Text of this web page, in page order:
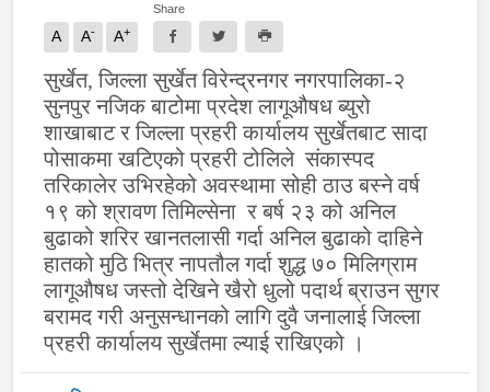
A A- A+
Share
सुर्खेत, जिल्ला सुर्खेत विरेन्द्रनगर नगरपालिका-२
सुनपुर नजिक बाटोमा प्रदेश लागूऔषध ब्युरो
शाखाबाट र जिल्ला प्रहरी कार्यालय सुर्खेतबाट सादा
पोसाकमा खटिएको प्रहरी टोलिले संकास्पद
तरिकालेर उभिरहेको अवस्थामा सोही ठाउ बस्ने वर्ष
१९ को श्रावण तिमिल्सेना र बर्ष २३ को अनिल
बुढाको शरिर खानतलासी गर्दा अनिल बुढाको दाहिने
हातको मुठि भित्र नापतौल गर्दा शुद्ध ७० मिलिग्राम
लागूऔषध जस्तो देखिने खैरो धुलो पदार्थ ब्राउन सुगर
बरामद गरी अनुसन्धानको लागि दुवै जनालाई जिल्ला
प्रहरी कार्यालय सुर्खेतमा ल्याई राखिएको ।